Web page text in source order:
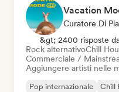
Vacation
Curatore Di
&gt; 2400 risposte
Rock alternativoChill
Commerciale /
Aggiungere artisti nelle
Pop internazionale Chill